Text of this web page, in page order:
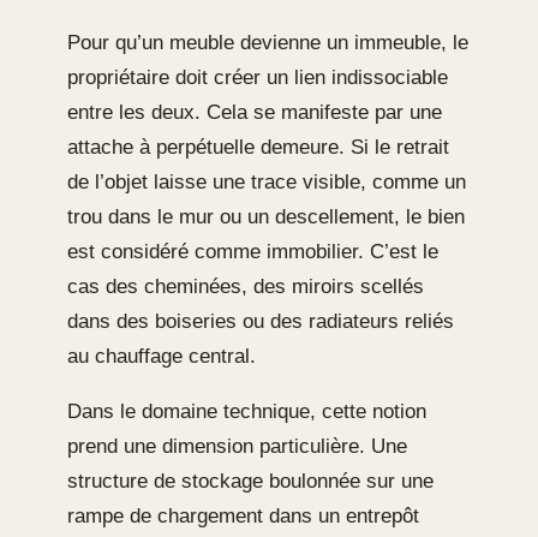
Pour qu’un meuble devienne un immeuble, le
propriétaire doit créer un lien indissociable
entre les deux. Cela se manifeste par une
attache à perpétuelle demeure. Si le retrait
de l’objet laisse une trace visible, comme un
trou dans le mur ou un descellement, le bien
est considéré comme immobilier. C’est le
cas des cheminées, des miroirs scellés
dans des boiseries ou des radiateurs reliés
au chauffage central.
Dans le domaine technique, cette notion
prend une dimension particulière. Une
structure de stockage boulonnée sur une
rampe de chargement dans un entrepôt